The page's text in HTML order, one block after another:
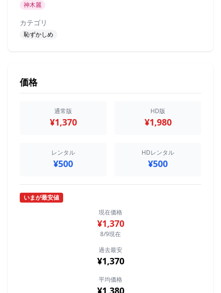
神木麗
カテゴリ
恥ずかしめ
価格
通常版
¥1,370
HD版
¥1,980
レンタル
¥500
HDレンタル
¥500
いまが最安値
現在価格
¥1,370
8/9現在
過去最安
¥1,370
平均価格
¥1,380